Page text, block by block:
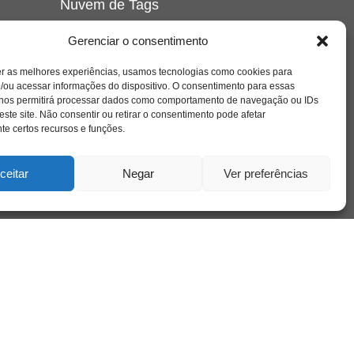
Gerenciar o consentimento
as melhores experiências, usamos tecnologias como cookies para
ou acessar informações do dispositivo. O consentimento para essas
permitirá processar dados como comportamento de navegação ou IDs
site. Não consentir ou retirar o consentimento pode afetar
certos recursos e funções.
Negar Ver preferências
Nuvem de Tags
crianca cuidado cultura depressao
educação família filme
freud infância insight jung liberdade livro
loucura luto maternidade
psicologia relato